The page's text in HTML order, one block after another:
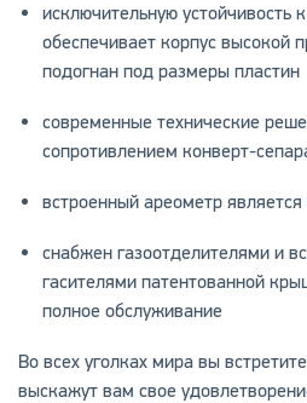
исключительную устойчивость
обеспечивает корпус высокой
подогнан под размеры пластин
современные технические
сопротивлением конверт-
встроенный ареометр
снабжен газоотделителями и
гасителями патентованной
полное обслуживание
Во всех уголках мира вы
выскажут вам свое